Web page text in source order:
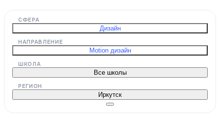
СФЕРА
Дизайн
НАПРАВЛЕНИЕ
Motion дизайн
ШКОЛА
Все школы
РЕГИОН
Иркутск